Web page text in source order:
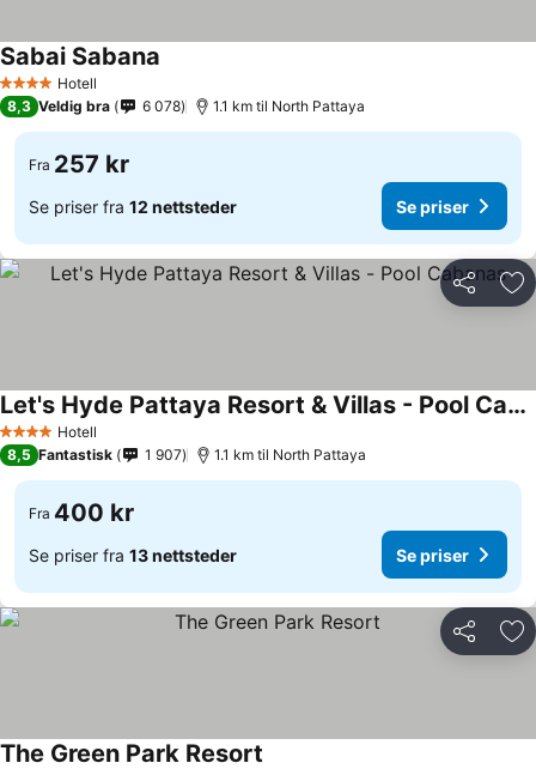
4 StjernerHotell
Sabai Sabana
8,3 Veldig bra 6 078 1.1 km til North Pattaya
Fra 257 kr
Se priser fra 12 nettsteder Se priser
Del
4 StjernerHotell
Let's Hyde Pattaya Resort & Villas - Pool Cabanas
8,5 Fantastisk 1 907 1.1 km til North Pattaya
Fra 400 kr
Se priser fra 13 nettsteder Se priser
Del
The Green Park Resort